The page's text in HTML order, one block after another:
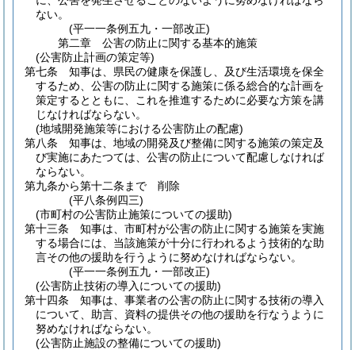
ない。
(平一一条例五九・一部改正)
第二章
公害の防止に関する基本的施策
(公害防止計画の策定等)
第七条
知事は、県民の健康を保護し、及び生活環境を保全
するため、公害の防止に関する施策に係る総合的な計画を
策定するとともに、これを推進するために必要な方策を講
じなければならない。
(地域開発施策等における公害防止の配慮)
第八条
知事は、地域の開発及び整備に関する施策の策定及
び実施にあたつては、公害の防止について配慮しなければ
ならない。
第九条から第十二条まで
削除
(平八条例四三)
(市町村の公害防止施策についての援助)
第十三条
知事は、市町村が公害の防止に関する施策を実施
する場合には、当該施策が十分に行われるよう技術的な助
言その他の援助を行うように努めなければならない。
(平一一条例五九・一部改正)
(公害防止技術の導入についての援助)
第十四条
知事は、事業者の公害の防止に関する技術の導入
について、助言、資料の提供その他の援助を行なうように
努めなければならない。
(公害防止施設の整備についての援助)